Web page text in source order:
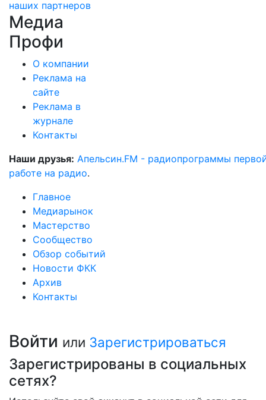
наших партнеров
Медиа
Профи
О компании
Реклама на
сайте
Реклама в
журнале
Контакты
Наши друзья: Апельсин.FM - радиопрограммы
работе на радио.
Главное
Медиарынок
Мастерство
Сообщество
Обзор событий
Новости ФКК
Архив
Контакты
Войти или Зарегистрироваться
Зарегистрированы в социальных
сетях?